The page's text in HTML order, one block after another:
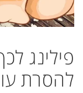
פילינג
להסרת